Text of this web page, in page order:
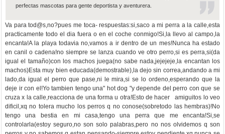
perfectas mascotas para gente deportista y aventurera.
Va para tod@s,no?pues me toca- respuestas:si,saco a mi perra a la calle,esta
practicamente todo el dia fuera o en el coche conmigo!Si,la llevo al campo,la
encanta!A la playa todavia no,vamos a ir dentro de un mes!Nunca ha estado
en canil o cadena!no siempre se lanza cuando ve otro perro,si es perra,si(da
igual el tamaño)con los machos juega(no sabe nada,jejejeje,la encantan los
machos)Esta muy bien educada(demostrable),la dejo sin correa,andando a mi
lado,da igual el perro que pase,ni le mira,si se lo ordeno,esperando que la
deje ir con el!Yo tambien tengo una" hot dog "y depende del perro con que se
cruza x la calle,reacciona de una forma u otra!Esto de hacer amiguitos lo veo
dificil,xq no tolera mucho los perros q no conose(sobretodo las hembras)!No
tengo una bestia en mi casa,tengo una perra que me encanta!Si,se
controlarla(estoy seguro,no son solo palabras,pero no nos olvidemos q son